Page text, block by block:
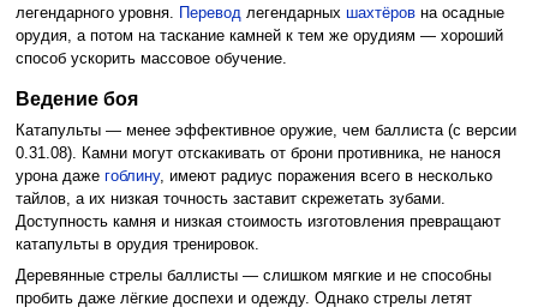
легендарного уровня.
Переводлегендарных шахтёровна осадные
орудия, а потом на таскание камней к тем же орудиям — хороший
способ ускорить массовое обучение.
Ведение боя
Катапульты — менее эффективное оружие, чем баллиста (с версии
0.31.08). Камни могут отскакивать от брони противника, не нанося
урона даже гоблину, имеют радиус поражения всего в несколько
тайлов, а их низкая точность заставит скрежетать зубами.
Доступность камня и низкая стоимость изготовления превращают
катапульты в орудия тренировок.
Деревянные стрелы баллисты — слишком мягкие и не способны
пробить даже лёгкие доспехи и одежду. Однако стрелы летят